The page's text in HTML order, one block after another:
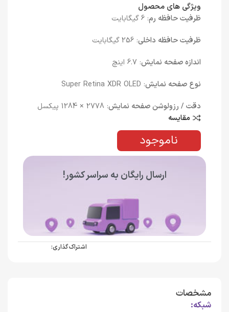
ویژگی های محصول
ظرفیت حافظه رم: 6 گیگابایت
ظرفیت حافظه داخلی: 256 گیگابایت
اندازه صفحه نمایش: 6.7 اینچ
نوع صفحه نمایش: Super Retina XDR OLED
دقت / رزولوشن صفحه نمایش: 2778 × 1284 پیکسل
مقایسه
ناموجود
ارسال رایگان به سراسر کشور!
اشتراک گذاری:
مشخصات
شبکه: